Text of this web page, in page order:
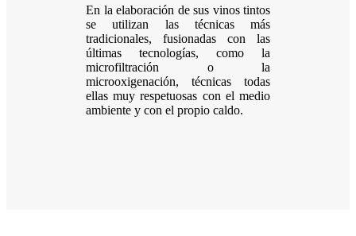
En la elaboración de sus vinos tintos
se utilizan las técnicas más
tradicionales, fusionadas con las
últimas tecnologías, como la
microfiltración o la
microoxigenación, técnicas todas
ellas muy respetuosas con el medio
ambiente y con el propio caldo.